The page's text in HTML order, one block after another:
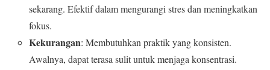
sekarang. Efektif dalam mengurangi stres dan meningkatkan
fokus.
Kekurangan: Membutuhkan praktik yang konsisten.
Awalnya, dapat terasa sulit untuk menjaga konsentrasi.